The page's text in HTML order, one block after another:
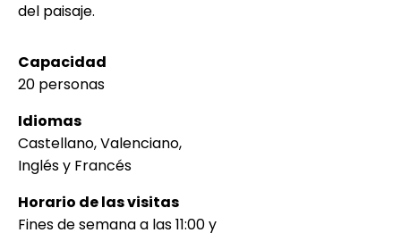
del paisaje.
Capacidad
20 personas
Idiomas
Castellano, Valenciano,
Inglés y Francés
Horario de las visitas
Fines de semana a las 11:00 y